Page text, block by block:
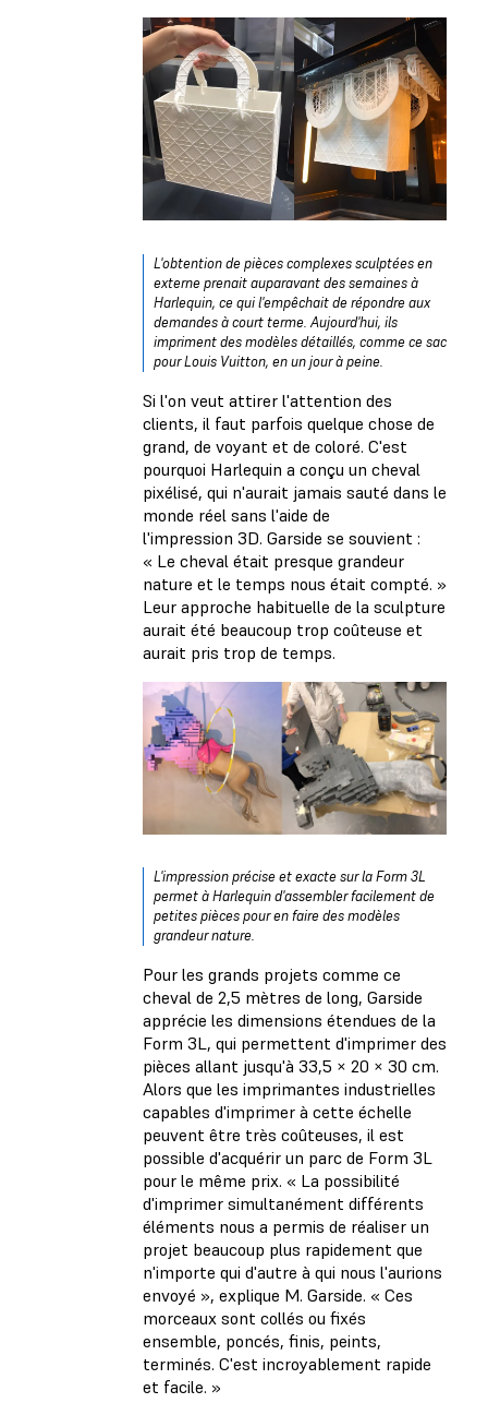
L'obtention de pièces complexes sculptées en
externe prenait auparavant des semaines à
Harlequin, ce qui l'empêchait de répondre aux
demandes à court terme. Aujourd'hui, ils
impriment des modèles détaillés, comme ce sac
pour Louis Vuitton, en un jour à peine.
Si l'on veut attirer l'attention des
clients, il faut parfois quelque chose de
grand, de voyant et de coloré. C'est
pourquoi Harlequin a conçu un cheval
pixélisé, qui n'aurait jamais sauté dans le
monde réel sans l'aide de
l'impression 3D. Garside se souvient :
« Le cheval était presque grandeur
nature et le temps nous était compté. »
Leur approche habituelle de la sculpture
aurait été beaucoup trop coûteuse et
aurait pris trop de temps.
L'impression précise et exacte sur la Form 3L
permet à Harlequin d'assembler facilement de
petites pièces pour en faire des modèles
grandeur nature.
Pour les grands projets comme ce
cheval de 2,5 mètres de long, Garside
apprécie les dimensions étendues de la
Form 3L, qui permettent d'imprimer des
pièces allant jusqu'à 33,5 × 20 × 30 cm.
Alors que les imprimantes industrielles
capables d'imprimer à cette échelle
peuvent être très coûteuses, il est
possible d'acquérir un parc de Form 3L
pour le même prix. « La possibilité
d'imprimer simultanément différents
éléments nous a permis de réaliser un
projet beaucoup plus rapidement que
n'importe qui d'autre à qui nous l'aurions
envoyé », explique M. Garside. « Ces
morceaux sont collés ou fixés
ensemble, poncés, finis, peints,
terminés. C'est incroyablement rapide
et facile. »